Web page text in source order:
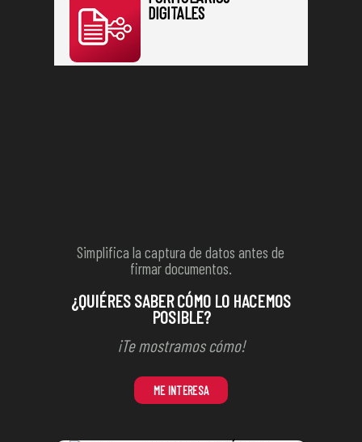
DIGITALES
Simplifica la captura de datos antes de
firmar documentos.
¿QUIÉRES SABER CÓMO LO HACEMOS
POSIBLE?
¡Te mostramos cómo!
ME INTERESA